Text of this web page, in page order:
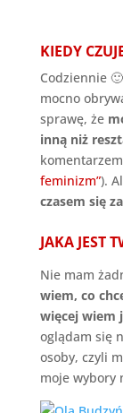
KIEDY
Codziennie
mocno
sprawę, że
inną niż
feminizm”).
czasem się
JAKA JEST
Nie mam
wiem, co
więcej wiem
oglądam się
osoby, czyli
moje wybory